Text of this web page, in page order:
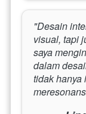
"Desain
visual, tapi
saya
dalam
tidak hanya